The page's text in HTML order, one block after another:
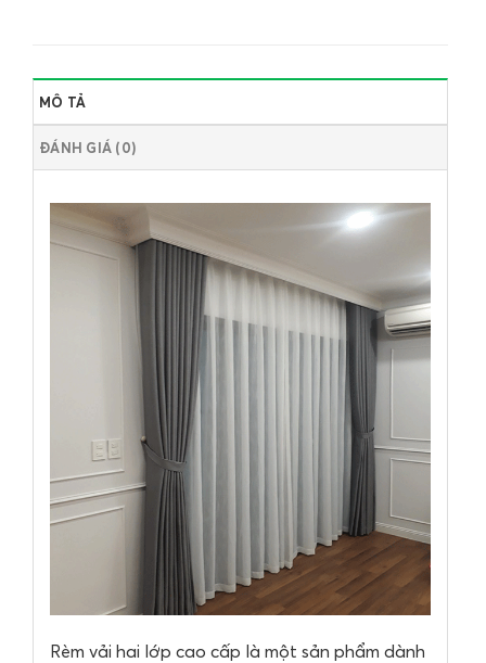
MÔ TẢ
ĐÁNH GIÁ (0)
Rèm vải hai lớp cao cấp là một sản phẩm dành